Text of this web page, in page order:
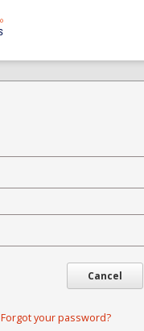
Cancel
Forgot your password?